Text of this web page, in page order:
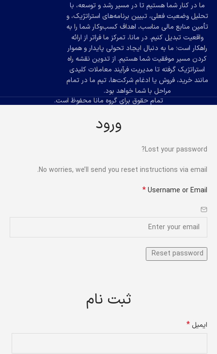
ما در کنار شما هستیم تا در مسیر رشد و توسعه، با
تحلیل وضعیت فعلی، تبیین برنامه‌های استراتژیک، و
تأمین منابع مالی مناسب، اهداف کسب‌وکار شما را به
واقعیت تبدیل کنیم. در مانا، تمرکز ما فراتر از ارائه
راهکار است؛ ما به دنبال ایجاد تحولی پایدار و هموار
کردن مسیر موفقیت شما هستیم. از تدوین نقشه راه
استراتژیک گرفته تا مدیریت فرآیند معاملات کلیدی
مانند خرید، فروش یا ادغام شرکت‌ها، تیم ما در تمام
مراحل با شما خواهد بود.
تمام حقوق برای گروه مانا محفوظ است.
ورود
Lost your password?
No worries, we’ll send you reset instructions via email.
Username or Email
*
ثبت نام
ایمیل *